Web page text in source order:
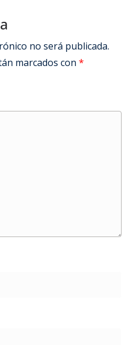
no será publicada.
marcados con *